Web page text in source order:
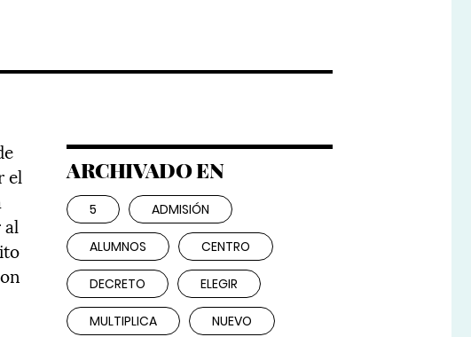
el
al
ARCHIVADO EN
5 ADMISIÓN
ALUMNOS CENTRO
DECRETO ELEGIR
MULTIPLICA NUEVO